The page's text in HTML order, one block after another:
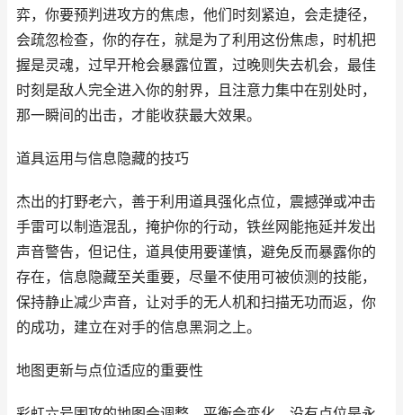
弈，你要预判进攻方的焦虑，他们时刻紧迫，会走捷径，
会疏忽检查，你的存在，就是为了利用这份焦虑，时机把
握是灵魂，过早开枪会暴露位置，过晚则失去机会，最佳
时刻是敌人完全进入你的射界，且注意力集中在别处时，
那一瞬间的出击，才能收获最大效果。
道具运用与信息隐藏的技巧
杰出的打野老六，善于利用道具强化点位，震撼弹或冲击
手雷可以制造混乱，掩护你的行动，铁丝网能拖延并发出
声音警告，但记住，道具使用要谨慎，避免反而暴露你的
存在，信息隐藏至关重要，尽量不使用可被侦测的技能，
保持静止减少声音，让对手的无人机和扫描无功而返，你
的成功，建立在对手的信息黑洞之上。
地图更新与点位适应的重要性